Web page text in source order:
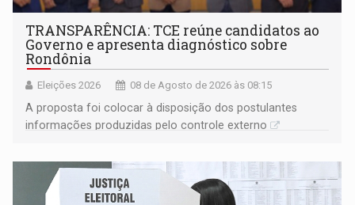
TRANSPARÊNCIA: TCE reúne candidatos ao
Governo e apresenta diagnóstico sobre
Rondônia
Eleições 2026 08 de Agosto de 2026 às 08:15
A proposta foi colocar à disposição dos postulantes
informações produzidas pelo controle externo